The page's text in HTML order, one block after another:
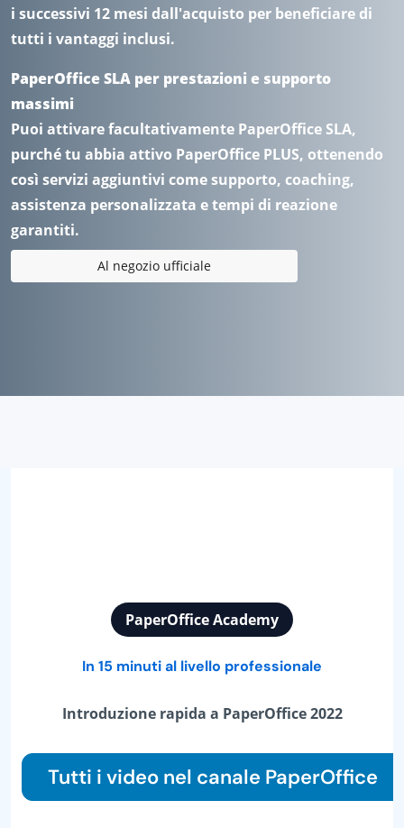
i successivi 12 mesi dall'acquisto per beneficiare di
tutti i vantaggi inclusi.
PaperOffice SLA per prestazioni e supporto
massimi
Puoi attivare facultativamente PaperOffice SLA,
purché tu abbia attivo PaperOffice PLUS, ottenendo
così servizi aggiuntivi come supporto, coaching,
assistenza personalizzata e tempi di reazione
garantiti.
Al negozio ufficiale
PaperOffice Academy
In 15 minuti al livello professionale
Introduzione rapida a PaperOffice 2022
Tutti i video nel canale PaperOffice